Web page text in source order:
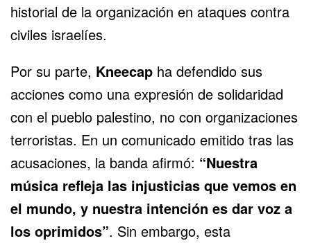
historial de la organización en ataques contra
civiles israelíes.
Por su parte, Kneecap ha defendido sus
acciones como una expresión de solidaridad
con el pueblo palestino, no con organizaciones
terroristas. En un comunicado emitido tras las
acusaciones, la banda afirmó: “Nuestra
música refleja las injusticias que vemos en
el mundo, y nuestra intención es dar voz a
los oprimidos”. Sin embargo, esta